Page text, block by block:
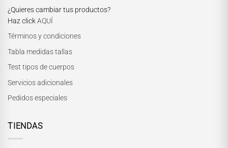
¿Quieres cambiar tus productos?
Haz clickAQUÍ
Términos y condiciones
Tabla medidas tallas
Test tipos de cuerpos
Servicios adicionales
Pedidos especiales
TIENDAS